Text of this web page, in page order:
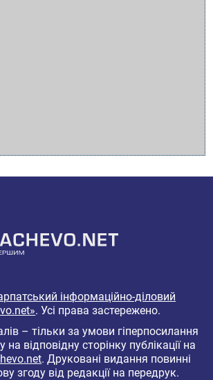
інформаційно-діловий
. Усі права застережено.
– тільки за умови гіперпосилання
відповідну сторінку публікації на
. Друковані видання повинні
згоду від редакції на передрук.